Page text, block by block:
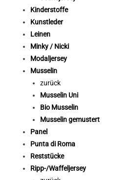
Kinderstoffe
Kunstleder
Leinen
Minky / Nicki
Modaljersey
Musselin
zurück
Musselin Uni
Bio Musselin
Musselin gemustert
Panel
Punta di Roma
Reststücke
Ripp-/Waffeljersey